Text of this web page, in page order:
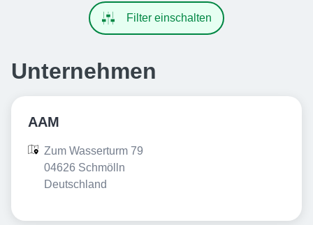
Filter einschalten
Unternehmen
AAM
Zum Wasserturm 79
04626 Schmölln
Deutschland